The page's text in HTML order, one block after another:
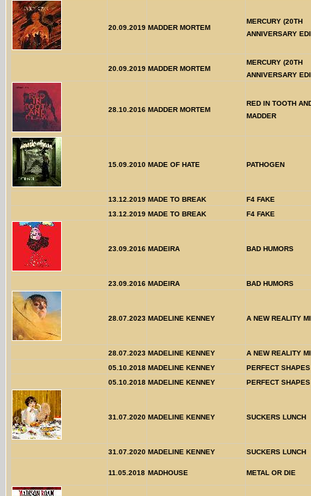
20.09.2019 MADDER MORTEM
MERCURY (20TH
ANNIVERSARY
20.09.2019 MADDER MORTEM
MERCURY (20TH
ANNIVERSARY
28.10.2016 MADDER MORTEM
RED IN TOOTH
MADDER
15.09.2010 MADE OF HATE PATHOGEN
13.12.2019 MADE TO BREAK
F4 FAKE
13.12.2019 MADE TO BREAK F4 FAKE
23.09.2016 MADEIRA BAD HUMORS
23.09.2016 MADEIRA BAD HUMORS
28.07.2023 MADELINE KENNEY A NEW REALITY
28.07.2023 MADELINE KENNEY
A NEW REALITY
05.10.2018 MADELINE KENNEY
PERFECT SHAPES
05.10.2018 MADELINE KENNEY PERFECT SHAPES
31.07.2020 MADELINE KENNEY SUCKERS LUNCH
31.07.2020 MADELINE KENNEY SUCKERS LUNCH
11.05.2018 MADHOUSE METAL OR DIE